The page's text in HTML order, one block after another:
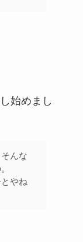
始めまし
んな
やね